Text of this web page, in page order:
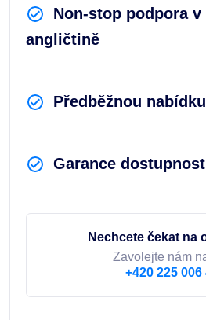
Non-stop podpora
angličtině
Předběžnou
Garance
Nechcete čekat na
Zavolejte nám
+420 225 006